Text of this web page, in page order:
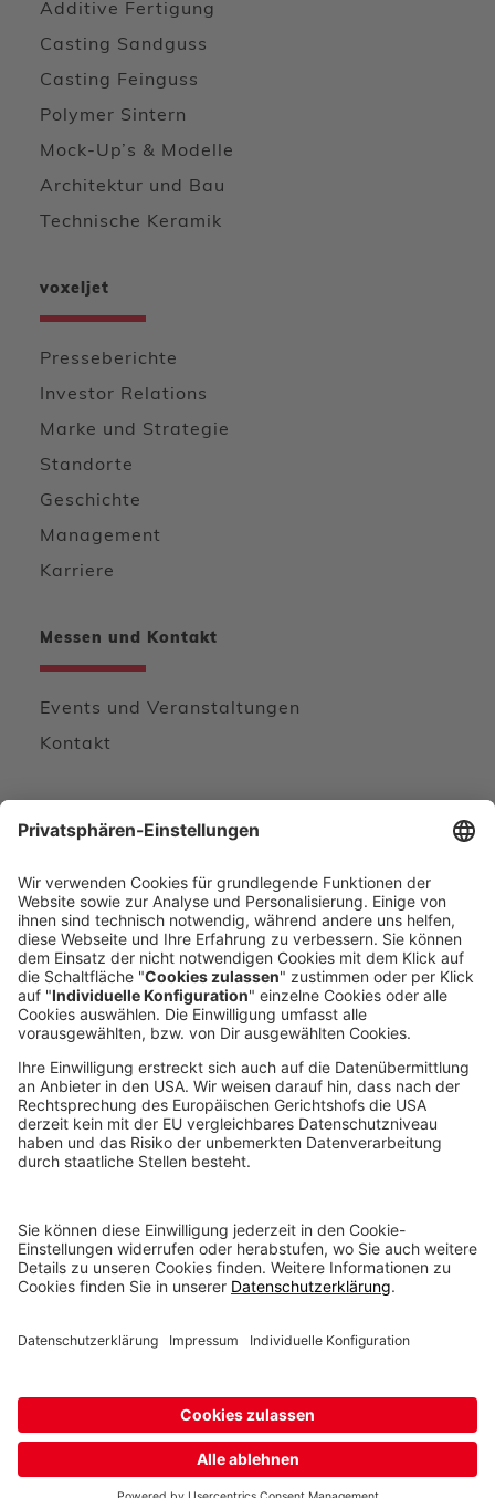
Additive Fertigung
Casting Sandguss
Casting Feinguss
Polymer Sintern
Mock-Up’s & Modelle
Architektur und Bau
Technische Keramik
voxeljet
Presseberichte
Investor Relations
Marke und Strategie
Standorte
Geschichte
Management
Karriere
Messen und Kontakt
Events und Veranstaltungen
Kontakt
KONTAKTFORMULAR
DIREKT ANRUFEN
voxeljet 3D Newsletter
Aktuelles aus der additiven Fertigung
NEWSLETTER ABONNIEREN
© voxeljet GmbH 2020
Impressum Datenschutz
Cookie-Einstellungen
Rechtliches
Compliance